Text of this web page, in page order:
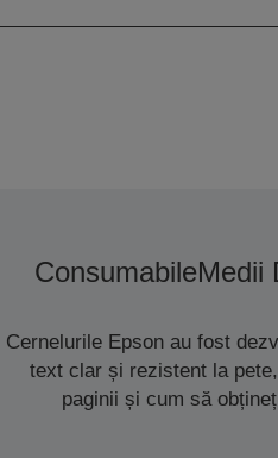
ConsumabileMedii
Cernelurile Epson au fost
text clar și rezistent la
paginii și cum să